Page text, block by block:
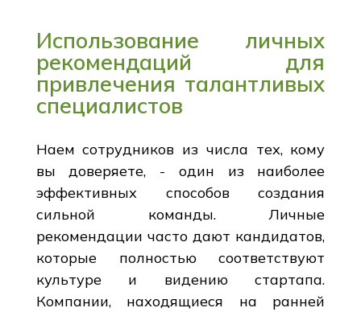
Использование личных
рекомендаций для
привлечения талантливых
специалистов
Наем сотрудников из числа тех, кому
вы доверяете, - один из наиболее
эффективных способов создания
сильной команды. Личные
рекомендации часто дают кандидатов,
которые полностью соответствуют
культуре и видению стартапа.
Компании, находящиеся на ранней